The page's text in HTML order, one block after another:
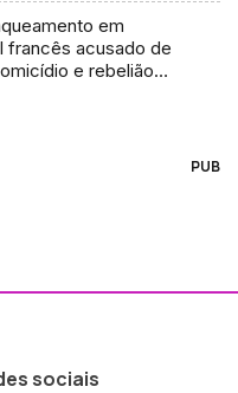
em
francês acusado de
e rebelião
PUB
sociais